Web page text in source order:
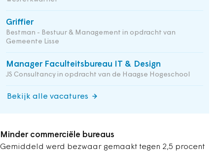
Griffier
Bestman - Bestuur & Management in opdracht van
Gemeente Lisse
Manager Faculteitsbureau IT & Design
JS Consultancy in opdracht van de Haagse Hogeschool
Bekijk alle vacatures
Minder commerciële bureaus
Gemiddeld werd bezwaar gemaakt tegen 2,5 procent